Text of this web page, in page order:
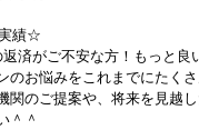
績☆
済がご不安な方！もっと
のお悩みをこれまでにたく
関のご提案や、将来を見越
＾＾